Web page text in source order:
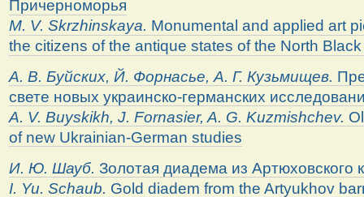
Причерноморья
M. V. Skrzhinskaya. Monumental and applied art
the citizens of the antique states of the North
А. В. Буйских, Й. Форнасье, А. Г. Кузьмищев.
свете новых украинско-германских
A. V. Buyskikh, J. Fornasier, A. G. Kuzmishchev.
of new Ukrainian-German studies
И. Ю. Шауб. Золотая диадема из Артюховского
I. Yu. Schaub. Gold diadem from the Artyukhov